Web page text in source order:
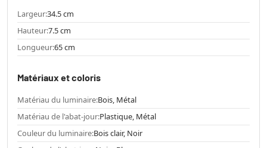
Largeur:34.5 cm
Hauteur:7.5 cm
Longueur:65 cm
Matériaux et coloris
Matériau du luminaire:Bois, Métal
Matériau de l'abat-jour:Plastique, Métal
Couleur du luminaire:Bois clair, Noir